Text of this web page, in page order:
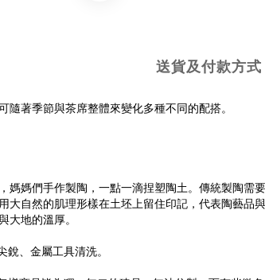
送貨及付款方式
著季節與茶席整體來變化多種不同的配搭。
媽們手作製陶，一點一滴捏塑陶土。傳統製陶
自然的肌理形樣在土坯上留住印記，代表陶藝品
地的溫厚。
、金屬工具清洗。